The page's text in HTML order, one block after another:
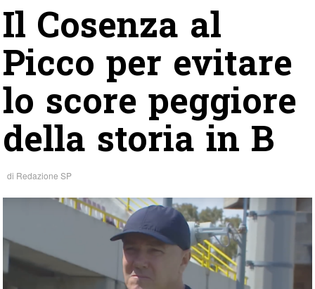
Il Cosenza al
Picco per evitare
lo score peggiore
della storia in B
di Redazione SP